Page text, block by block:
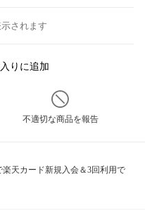
されます
りに追加
不適切な商品を報告
楽天カード新規入会＆3回利用で